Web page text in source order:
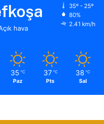
hava
35º - 25º
80%
2.41 km/h
35 ℃
Paz
37 ℃
Pts
38 ℃
Sal